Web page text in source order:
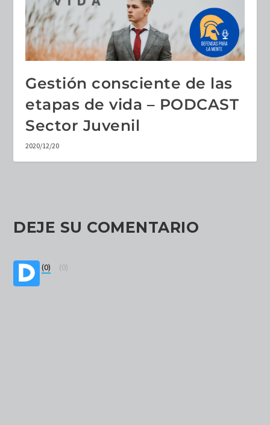
Gestión consciente de las
etapas de vida – PODCAST
Sector Juvenil
2020/12/20
DEJE SU COMENTARIO
(0) (0)